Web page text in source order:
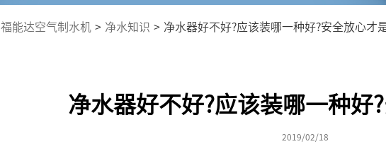
福能达空气制水机 > 净水知识 > 净水器好不好?应该装哪一种好?安全放心才
净水器好不好?应该装哪一种好
2019/02/18